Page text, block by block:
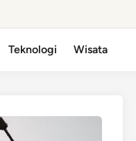
Teknologi Wisata